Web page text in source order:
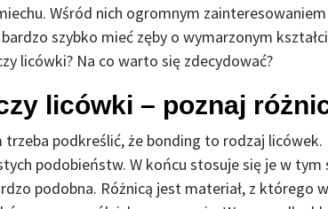
Wśród nich ogromnym
szybko mieć zęby o wymarzonym
licówki? Na co warto się zdecydować?
licówki – poznaj
trzeba podkreślić, że bonding to rodzaj
podobieństw. W końcu stosuje się je w
podobna. Różnicą jest materiał, z którego